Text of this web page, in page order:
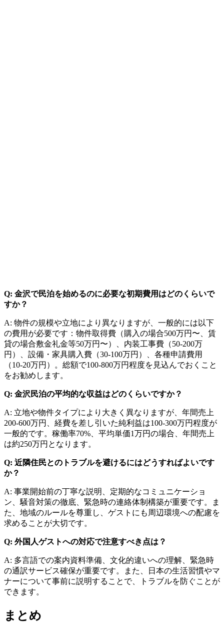
Q: 金沢で民泊を始めるのに必要な初期費用はどのくらいで
すか？
A: 物件の規模や立地により異なりますが、一般的には以下
の費用が必要です：物件取得費（購入の場合500万円〜、賃
貸の場合敷金礼金等50万円〜）、内装工事費（50-200万
円）、設備・家具購入費（30-100万円）、各種申請費用
（10-20万円）。総額で100-800万円程度を見込んでおくこと
をお勧めします。
Q: 金沢民泊の平均的な収益はどのくらいですか？
A: 立地や物件タイプにより大きく異なりますが、年間売上
200-600万円、経費を差し引いた純利益は100-300万円程度が
一般的です。稼働率70%、平均単価1万円の場合、年間売上
は約250万円となります。
Q: 近隣住民とのトラブルを避けるにはどうすればよいです
か？
A: 事業開始前の丁寧な説明、定期的なコミュニケーショ
ン、騒音対策の徹底、緊急時の連絡体制構築が重要です。ま
た、地域のルールを尊重し、ゲストにも周辺環境への配慮を
求めることが大切です。
Q: 外国人ゲストへの対応で注意すべき点は？
A: 多言語での案内資料準備、文化的違いへの理解、緊急時
の通訳サービス確保が重要です。また、日本の生活習慣やマ
ナーについて事前に説明することで、トラブルを防ぐことが
できます。
まとめ